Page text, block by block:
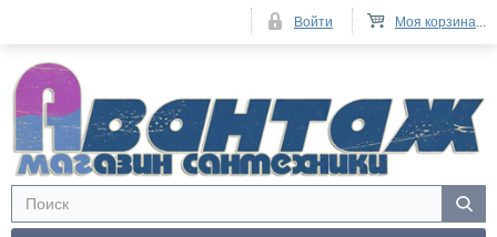
Моя корзина...
Войти